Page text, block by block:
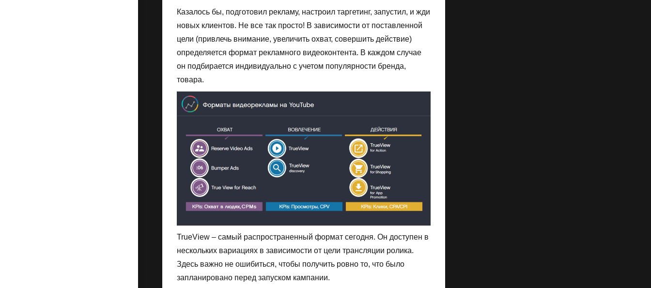
Казалось бы, подготовил рекламу, настроил таргетинг, запустил, и жди
новых клиентов. Не все так просто! В зависимости от поставленной
цели (привлечь внимание, увеличить охват, совершить действие)
определяется формат рекламного видеоконтента. В каждом случае
он подбирается индивидуально с учетом популярности бренда,
товара.
TrueView – самый распространенный формат сегодня. Он доступен в
нескольких вариациях в зависимости от цели трансляции ролика.
Здесь важно не ошибиться, чтобы получить ровно то, что было
запланировано перед запуском кампании.